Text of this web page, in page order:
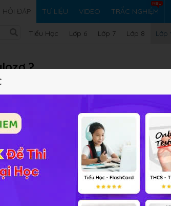
HỎI ĐÁP TƯ LIỆU VIDEO TRẮC NGHIỆM
Tiểu Học Lớp 6 Lớp 7 Lớp 8 Lớp
?
Vi